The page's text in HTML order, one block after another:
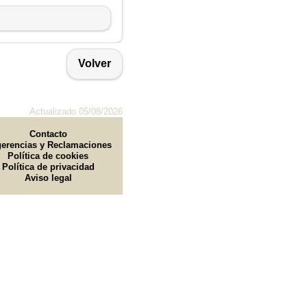
Volver
Actualizado 05/08/2026
Contacto
y Reclamaciones
Política de cookies
Política de privacidad
Aviso legal